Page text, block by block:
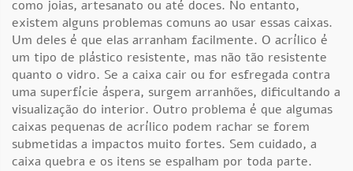
como joias, artesanato ou até doces. No entanto,
existem alguns problemas comuns ao usar essas caixas.
Um deles é que elas arranham facilmente. O acrílico é
um tipo de plástico resistente, mas não tão resistente
quanto o vidro. Se a caixa cair ou for esfregada contra
uma superfície áspera, surgem arranhões, dificultando a
visualização do interior. Outro problema é que algumas
caixas pequenas de acrílico podem rachar se forem
submetidas a impactos muito fortes. Sem cuidado, a
caixa quebra e os itens se espalham por toda parte.